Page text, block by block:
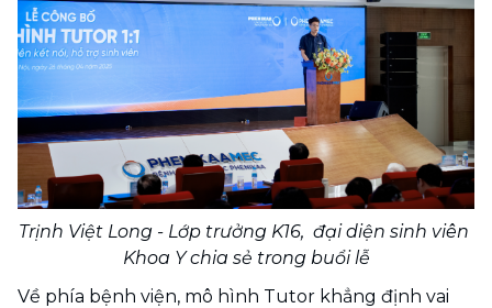
Trịnh Việt Long - Lớp trưởng K16,  đại diện sinh viên
Khoa Y chia sẻ trong buổi lễ
Về phía bệnh viện, mô hình Tutor khẳng định vai